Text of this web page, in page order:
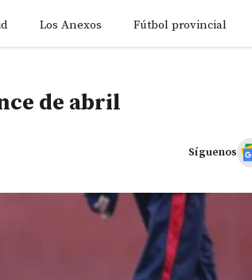
Los Anexos Fútbol provincial
de abril
Síguenos